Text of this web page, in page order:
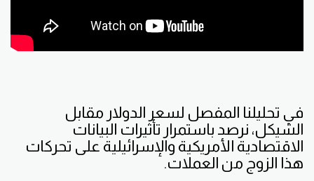
في تحليلنا المفصل لسعر الدولار مقابل
الشيكل، نرصد باستمرار تأثيرات البيانات
الاقتصادية الأمريكية والإسرائيلية على تحركات
هذا الزوج من العملات.